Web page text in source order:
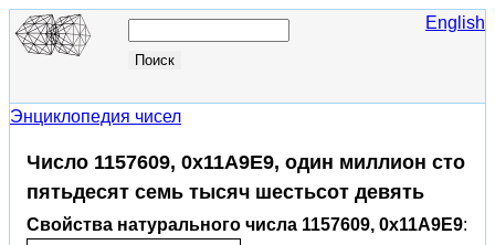
English
Энциклопедия чисел
Число 1157609, 0x11A9E9, один миллион сто
пятьдесят семь тысяч шестьсот девять
Свойства натурального числа 1157609, 0x11A9E9: